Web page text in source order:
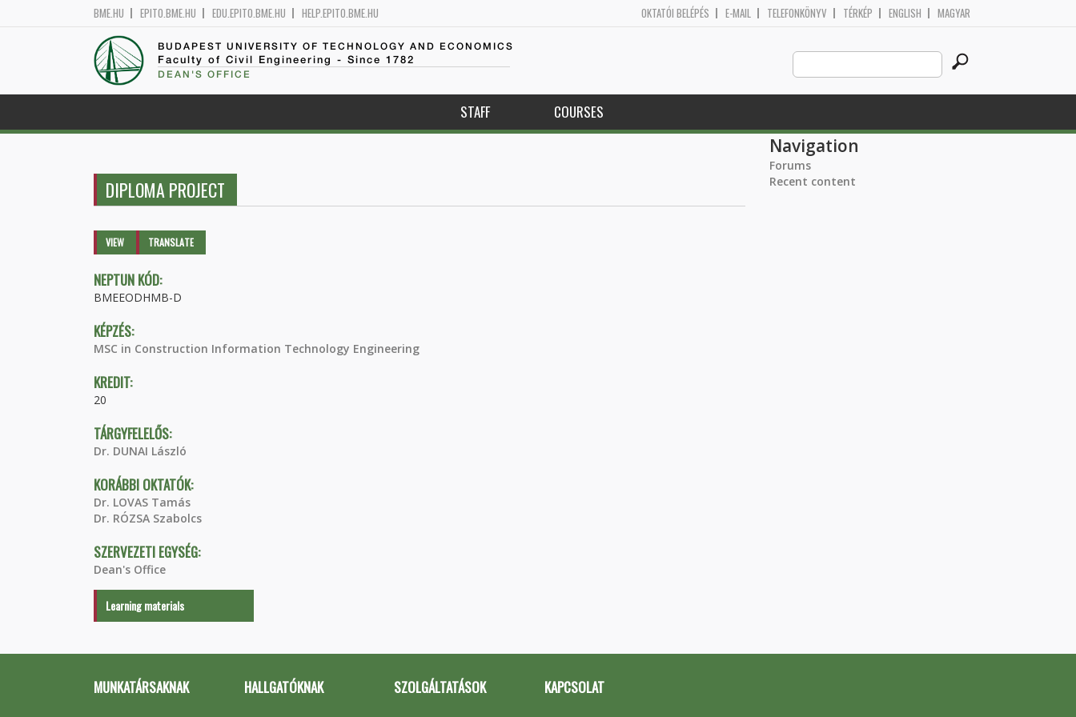
BME.HU EPITO.BME.HU EDU.EPITO.BME.HU HELP.EPITO.BME.HU OKTATÓI BELÉPÉS E-MAIL TELEFONKÖNYV TÉRKÉP ENGLISH MAGYAR
BUDAPEST UNIVERSITY OF TECHNOLOGY AND ECONOMICS
Faculty of Civil Engineering - Since 1782
DEAN'S OFFICE
Search
this
site
STAFF COURSES
DIPLOMA PROJECT
Primary tabs
VIEW (ACTIVETRANSLATE
NEPTUN KÓD:
BMEEODHMB-D
KÉPZÉS:
MSC in Construction Information Technology Engineering
KREDIT:
20
TÁRGYFELELŐS:
Dr. DUNAI László
KORÁBBI OKTATÓK:
Dr. LOVAS Tamás
Dr. RÓZSA Szabolcs
SZERVEZETI EGYSÉG:
Dean's Office
Learning materials
Navigation
Forums
Recent content
MUNKATÁRSAKNAK HALLGATÓKNAK SZOLGÁLTATÁSOK KAPCSOLAT